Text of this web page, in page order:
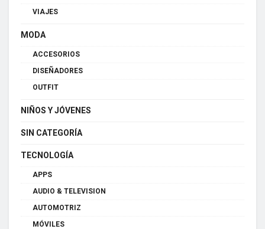
VIAJES
MODA
ACCESORIOS
DISEÑADORES
OUTFIT
NIÑOS Y JÓVENES
SIN CATEGORÍA
TECNOLOGÍA
APPS
AUDIO & TELEVISION
AUTOMOTRIZ
MÓVILES